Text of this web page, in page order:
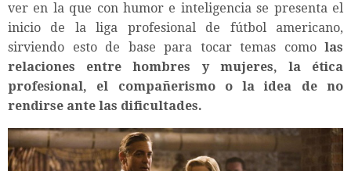
ver en la que con humor e inteligencia se presenta el
inicio de la liga profesional de fútbol americano,
sirviendo esto de base para tocar temas como las
relaciones entre hombres y mujeres, la ética
profesional, el compañerismo o la idea de no
rendirse ante las dificultades.